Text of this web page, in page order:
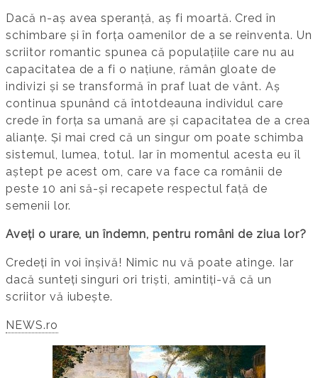
Dacă n-aș avea speranță, aș fi moartă. Cred în
schimbare și în forța oamenilor de a se reinventa. Un
scriitor romantic spunea că populațiile care nu au
capacitatea de a fi o națiune, rămân gloate de
indivizi și se transformă în praf luat de vânt. Aș
continua spunând că întotdeauna individul care
crede în forța sa umană are și capacitatea de a crea
alianțe. Și mai cred că un singur om poate schimba
sistemul, lumea, totul. Iar în momentul acesta eu îl
aștept pe acest om, care va face ca românii de
peste 10 ani să-și recapete respectul față de
semenii lor.
Aveți o urare, un îndemn, pentru români de ziua lor?
Credeți în voi înșivă! Nimic nu vă poate atinge. Iar
dacă sunteți singuri ori triști, amintiți-vă că un
scriitor vă iubește.
NEWS.ro